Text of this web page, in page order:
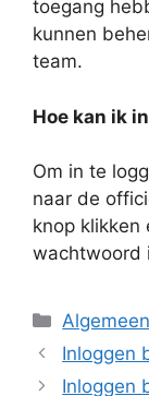
toegang
kunnen
team.
Hoe kan ik
Om in te
naar de
knop klikken
wachtwoord
Algemeen
Inloggen
Inloggen